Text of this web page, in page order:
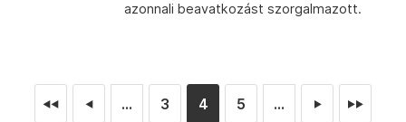
azonnali beavatkozást szorgalmazott.
◄◄ ◄ ... 3 4 5 ... ► ►►